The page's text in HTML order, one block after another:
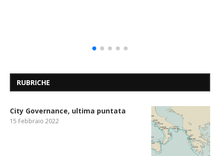
RUBRICHE
City Governance, ultima puntata
15 Febbraio 2022